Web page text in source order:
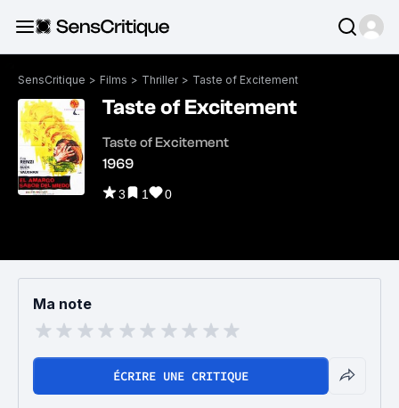
SensCritique > Films > Thriller > Taste of Excitement
Taste of Excitement
Taste of Excitement
1969
3 1 0
Ma note
ÉCRIRE UNE CRITIQUE